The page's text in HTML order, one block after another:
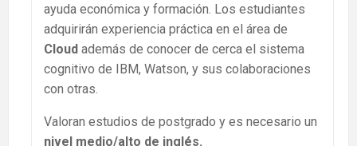
ayuda económica y formación. Los estudiantes
adquirirán experiencia práctica en el área de
Cloud además de conocer de cerca el sistema
cognitivo de IBM, Watson, y sus colaboraciones
con otras.
Valoran estudios de postgrado y es necesario un
nivel medio/alto de inglés.